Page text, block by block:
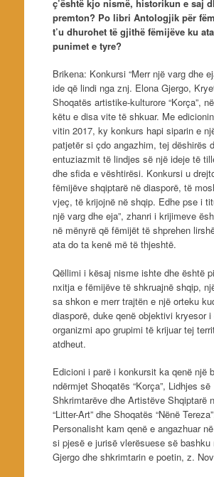
ç’është kjo nismë, historikun e saj
premton? Po libri Antologjik për
t’u dhurohet të gjithë fëmijëve ku
punimet e tyre?
Brikena: Konkursi “Merr një varg dhe
ide që lindi nga znj. Elona Gjergo,
Shoqatës artistike-kulturore “Korça”,
këtu e disa vite të shkuar. Me
vitin 2017, ky konkurs hapi siparin e
patjetër si çdo angazhim, tej dëshirës
entuziazmit të lindjes së një ideje të
dhe sfida e vështirësi. Konkursi u
fëmijëve shqiptarë në diasporë, të
vjeç, të krijojnë në shqip. Edhe pse i
një varg dhe eja”, zhanri i krijimeve
në mënyrë që fëmijët të shprehen
ata do ta kenë më të thjeshtë.
Qëllimi i kësaj nisme ishte dhe është
nxitja e fëmijëve të shkruajnë shqip,
sa shkon e merr trajtën e një orteku
diasporë, duke qenë objektivi kryesor i
organizmi apo grupimi të krijuar tej
atdheut.
Edicioni i parë i konkursit ka qenë një
ndërmjet Shoqatës “Korça”, Lidhjes së
Shkrimtarëve dhe Artistëve Shqiptarë
“Litter-Art” dhe Shoqatës “Nënë
Personalisht kam qenë e angazhuar
si pjesë e jurisë vlerësuese së bashku
Gjergo dhe shkrimtarin e poetin, z.